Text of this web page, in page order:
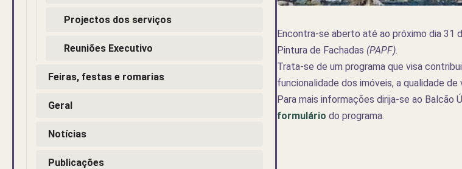
Encontra-se aberto até ao próximo dia 31
Pintura de Fachadas (PAPF).
Trata-se de um programa que visa
funcionalidade dos imóveis, a qualidade
Para mais informações dirija-se ao Balcão
formulário do programa.
Projectos dos serviços
Reuniões Executivo
Feiras, festas e romarias
Geral
Notícias
Publicações